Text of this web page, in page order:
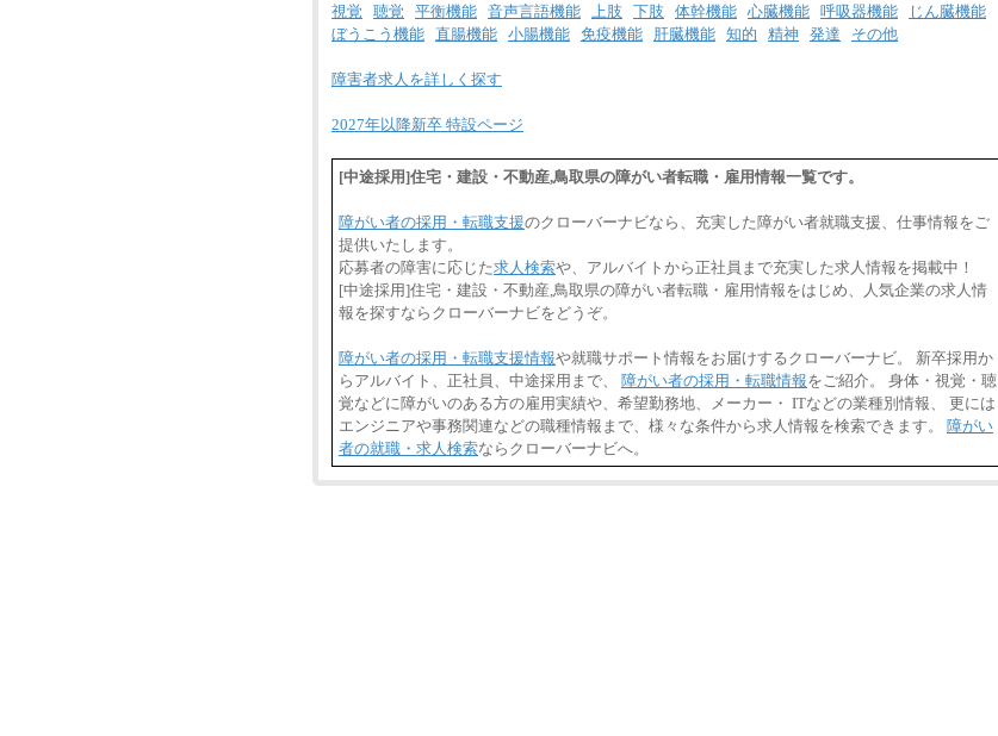
視覚
聴覚 平衡機能 音声言語機能 上肢 下肢 体幹機能 心臓機能 呼吸器機能
じん臓機能
ぼうこう機能 直腸機能 小腸機能 免疫機能 肝臓機能 知的 精神 発達 その他
障害者求人を詳しく探す
2027年以降新卒 特設ページ
[中途採用]住宅・建設・不動産,鳥取県の障がい者転職・雇用情報一覧です。
障がい者の採用・転職支援のクローバーナビなら、充実した障がい者就職支援、仕事情報をご
提供いたします。
応募者の障害に応じた求人検索や、アルバイトから正社員まで充実した求人情報を掲載中！
[中途採用]住宅・建設・不動産,鳥取県の障がい者転職・雇用情報をはじめ、人気企業の求人情
報を探すならクローバーナビをどうぞ。
障がい者の採用・転職支援情報や就職サポート情報をお届けするクローバーナビ。 新卒採用か
らアルバイト、正社員、中途採用まで、 障がい者の採用・転職情報をご紹介。 身体・視覚・聴
覚などに障がいのある方の雇用実績や、希望勤務地、メーカー・ ITなどの業種別情報、 更には
エンジニアや事務関連などの職種情報まで、様々な条件から求人情報を検索できます。 障がい
者の就職・求人検索ならクローバーナビへ。